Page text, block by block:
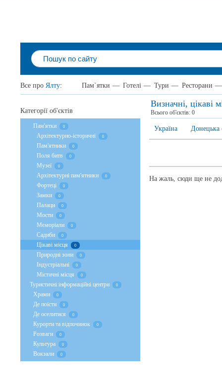
Все про Ялту: Пам`ятки — Готелі — Тури — Ресторани —
Визначні, цікаві
Всього об'єктів: 0
Україна Донецька
На жаль, сюди ще не
Категорії об'єктів
Пам'ятки 0
Архітектурно-історичні 0
Пам'ятники 0
Поля битв 0
Музеї 0
Архітектурні пам'ятники 0
Фортеці 0
Замки 0
Палаци 0
Мости 0
Меморіали 0
Садиби 0
Цікаві місця 0
Природні зони 0
Індустріальні 0
Містичні місця 0
Туристичні інформаційні центри 0
Храми 0
Де поїсти 0
Де оселитися 0
Курорти та відпочинок 0
Розваги 0
Культура 0
Вокзали 0